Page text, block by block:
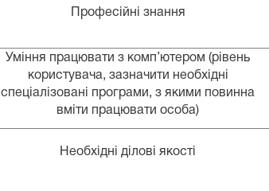
Професійні знання
Уміння працювати з комп’ютером (рівень
користувача, зазначити необхідні
спеціалізовані програми, з якими повинна
вміти працювати особа)
Необхідні ділові якості